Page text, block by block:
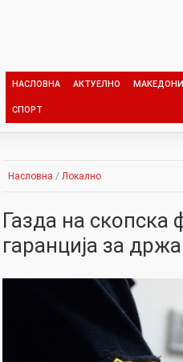
НАСЛОВНА АКТУЕЛНО
СПОРТ
Насловна / Локално
Газда на
гаранција за